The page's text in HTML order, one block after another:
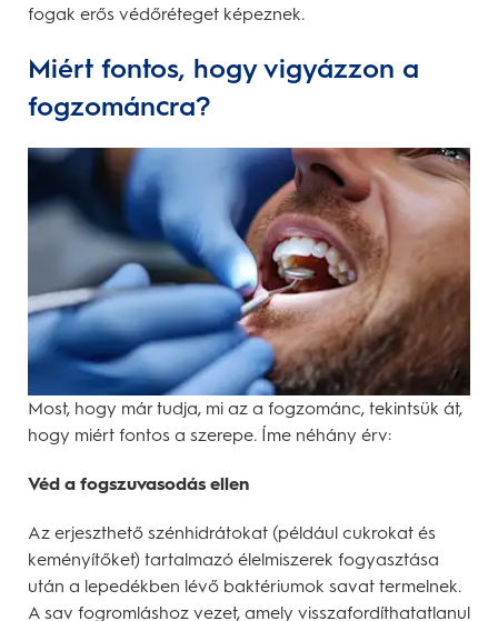
fogak erős védőréteget képeznek.
Miért fontos, hogy vigyázzon a
fogzománcra?
Most, hogy már tudja, mi az a fogzománc, tekintsük át,
hogy miért fontos a szerepe. Íme néhány érv:
Véd a fogszuvasodás ellen
Az erjeszthető szénhidrátokat (például cukrokat és
keményítőket) tartalmazó élelmiszerek fogyasztása
után a lepedékben lévő baktériumok savat termelnek.
A sav fogromláshoz vezet, amely visszafordíthatatlanul